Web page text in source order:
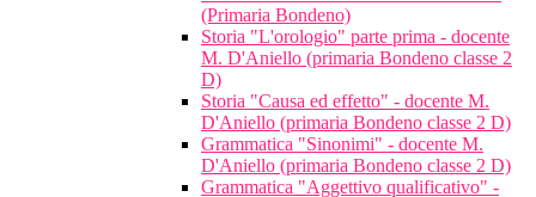
(Primaria Bondeno)
Storia "L'orologio" parte prima - docente
M. D'Aniello (primaria Bondeno classe 2
D)
Storia "Causa ed effetto" - docente M.
D'Aniello (primaria Bondeno classe 2 D)
Grammatica "Sinonimi" - docente M.
D'Aniello (primaria Bondeno classe 2 D)
Grammatica "Aggettivo qualificativo" -